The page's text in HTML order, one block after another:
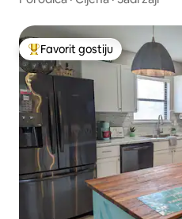
Glavni favorit gostiju
Favorit gostiju